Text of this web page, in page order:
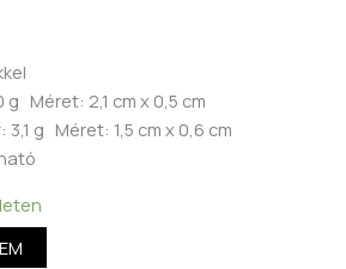
g Méret: 2,1 cm x 0,5 cm
3,1 g Méret: 1,5 cm x 0,6 cm